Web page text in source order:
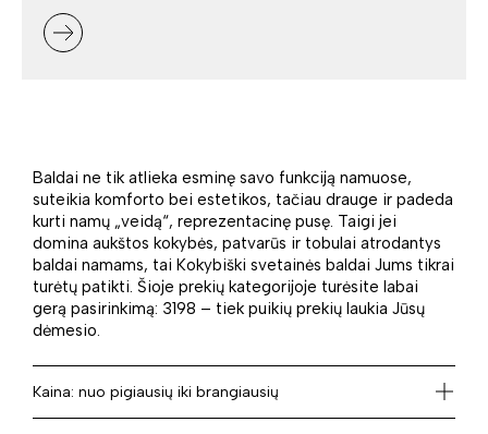
Baldai ne tik atlieka esminę savo funkciją namuose,
suteikia komforto bei estetikos, tačiau drauge ir padeda
kurti namų „veidą“, reprezentacinę pusę. Taigi jei
domina aukštos kokybės, patvarūs ir tobulai atrodantys
baldai namams, tai Kokybiški svetainės baldai Jums tikrai
turėtų patikti. Šioje prekių kategorijoje turėsite labai
gerą pasirinkimą: 3198 – tiek puikių prekių laukia Jūsų
dėmesio.
Kaina: nuo pigiausių iki brangiausių